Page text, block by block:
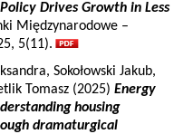
Drives Growth in Less
Międzynarodowe –
5(11).
Sokołowski Jakub,
Tomasz (2025) Energy
housing
dramaturgical